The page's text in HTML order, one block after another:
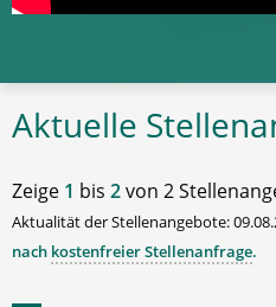
Aktuelle
Zeige 1 bis 2von 2
Aktualität der Stellenangebote:
nach kostenfreier Stellenanfrage.